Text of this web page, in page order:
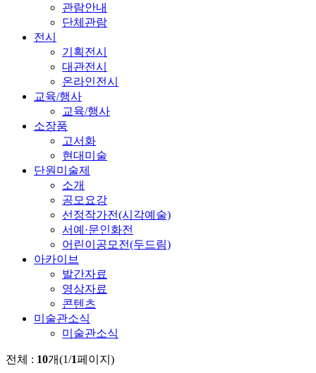
관람안내
단체관람
전시
기획전시
대관전시
온라인전시
교육/행사
교육/행사
소장품
고서화
현대미술
단원미술제
소개
공모요강
선정작가전(시각예술)
서예·문인화전
어린이공모전(두드림)
아카이브
발간자료
영상자료
콘텐츠
미술관소식
미술관소식
전체 : 10개(1/1페이지)